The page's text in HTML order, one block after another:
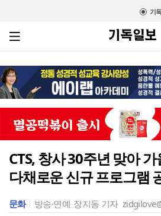
기
CTS, 창사 30주년 맞아
다채로운 신규 프로그램
문화 방송·연예 장지동 기자